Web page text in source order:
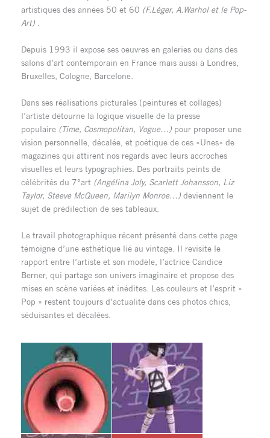
artistiques des années 50 et 60 (F.Léger, A.Warhol et le Pop-
Art) .
Depuis 1993 il expose ses oeuvres en galeries ou dans des
salons d’art contemporain en France mais aussi à Londres,
Bruxelles, Cologne, Barcelone.
Dans ses réalisations picturales (peintures et collages)
l’artiste détourne la logique visuelle de la presse
populaire (Time, Cosmopolitan, Vogue…) pour proposer une
vision personnelle, décalée, et poétique de ces «Unes» de
magazines qui attirent nos regards avec leurs accroches
visuelles et leurs typographies. Des portraits peints de
célébrités du 7°art (Angélina Joly, Scarlett Johansson, Liz
Taylor, Steeve McQueen, Marilyn Monroe…) deviennent le
sujet de prédilection de ses tableaux.
Le travail photographique récent présenté dans cette page
témoigne d’une esthétique lié au vintage. Il revisite le
rapport entre l’artiste et son modèle, l’actrice Candice
Berner, qui partage son univers imaginaire et propose des
mises en scène variées et inédites. Les couleurs et l’esprit «
Pop » restent toujours d’actualité dans ces photos chics,
séduisantes et décalées.